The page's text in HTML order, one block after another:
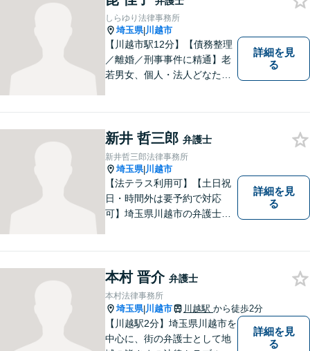
しらゆり法律事務所
埼玉県|川越市
【川越市駅12分】【債務整理
／離婚／刑事事件に精通】老
若男女、個人・法人どなたか
の喜びです。お困りの際はお
早めにご相談ください！【完
全個室対応】
詳細を見
る
新井 哲三郎 弁護士
新井哲三郎法律事務所
埼玉県|川越市
【法テラス利用可】【土日祝
日・時間外は要予約で対応
可】埼玉県川越市の弁護士で
詳細を見
る
本村 晋介 弁護士
本村法律事務所
埼玉県|川越市 川越駅 から徒歩2分
【川越駅2分】埼玉県川越市を
中心に、街の弁護士として地
詳細を見
る